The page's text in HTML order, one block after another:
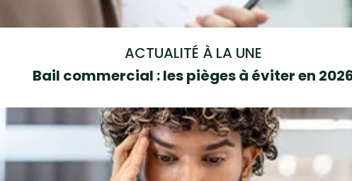
ACTUALITÉ À LA UNE
Bail commercial : les pièges à éviter en